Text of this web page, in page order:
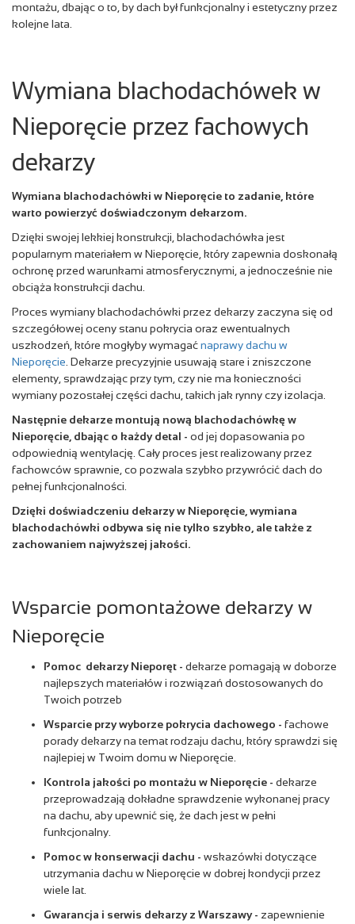
montażu, dbając o to, by dach był funkcjonalny i estetyczny przez
kolejne lata.
Wymiana blachodachówek w
Nieporęcie przez fachowych
dekarzy
Wymiana blachodachówki w Nieporęcie to zadanie, które
warto powierzyć doświadczonym dekarzom.
Dzięki swojej lekkiej konstrukcji, blachodachówka jest
popularnym materiałem w Nieporęcie, który zapewnia doskonałą
ochronę przed warunkami atmosferycznymi, a jednocześnie nie
obciąża konstrukcji dachu.
Proces wymiany blachodachówki przez dekarzy zaczyna się od
szczegółowej oceny stanu pokrycia oraz ewentualnych
uszkodzeń, które mogłyby wymagaćnaprawy dachu w
Nieporęcie . Dekarze precyzyjnie usuwają stare i zniszczone
elementy, sprawdzając przy tym, czy nie ma konieczności
wymiany pozostałej części dachu, takich jak rynny czy izolacja.
Następnie dekarze montują nową blachodachówkę w
Nieporęcie, dbając o każdy detal - od jej dopasowania po
odpowiednią wentylację. Cały proces jest realizowany przez
fachowców sprawnie, co pozwala szybko przywrócić dach do
pełnej funkcjonalności.
Dzięki doświadczeniu dekarzy w Nieporęcie, wymiana
blachodachówki odbywa się nie tylko szybko, ale także z
zachowaniem najwyższej jakości.
Wsparcie pomontażowe dekarzy w
Nieporęcie
Pomoc dekarzy Nieporęt - dekarze pomagają w doborze
najlepszych materiałów i rozwiązań dostosowanych do
Twoich potrzeb
Wsparcie przy wyborze pokrycia dachowego - fachowe
porady dekarzy na temat rodzaju dachu, który sprawdzi się
najlepiej w Twoim domu w Nieporęcie.
Kontrola jakości po montażu w Nieporęcie - dekarze
przeprowadzają dokładne sprawdzenie wykonanej pracy
na dachu, aby upewnić się, że dach jest w pełni
funkcjonalny.
Pomoc w konserwacji dachu - wskazówki dotyczące
utrzymania dachu w Nieporęcie w dobrej kondycji przez
wiele lat.
Gwarancja i serwis dekarzy z Warszawy- zapewnienie